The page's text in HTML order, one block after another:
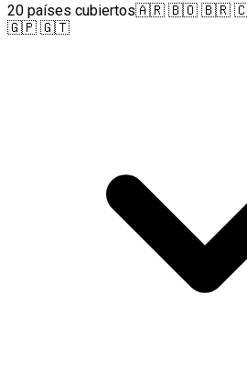
20 países cubiertos🇦🇷 🇧🇴 🇧🇷
🇬🇵 🇬🇹